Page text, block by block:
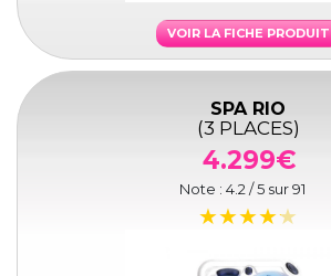
VOIR LA FICHE PRODUIT
SPA RIO
(3 PLACES)
4.299€
Note : 4.2 / 5 sur91